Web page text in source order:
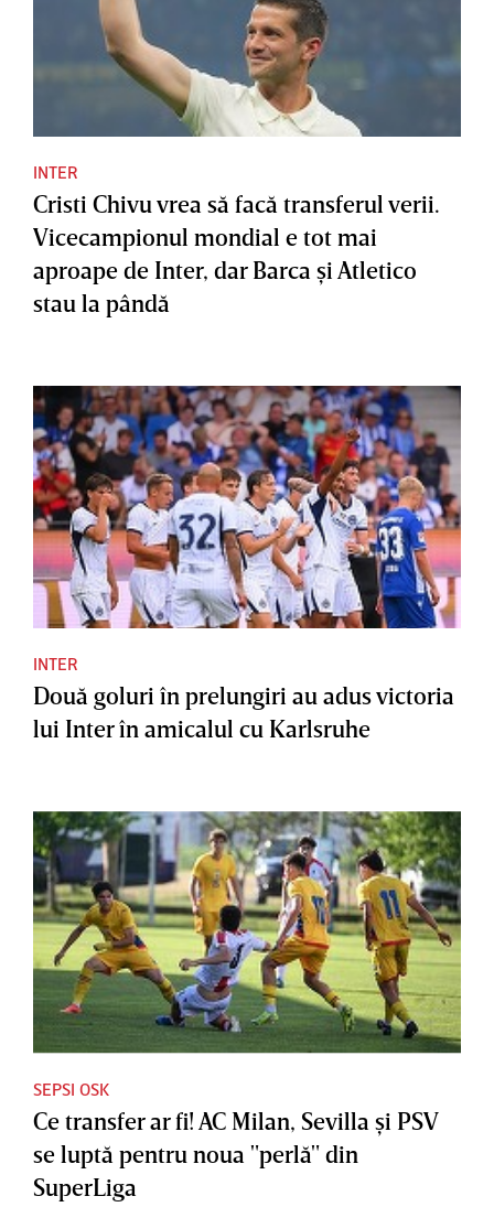
INTER
Cristi Chivu vrea să facă transferul verii.
Vicecampionul mondial e tot mai
aproape de Inter, dar Barca şi Atletico
stau la pândă
INTER
Două goluri în prelungiri au adus victoria
lui Inter în amicalul cu Karlsruhe
SEPSI OSK
Ce transfer ar fi! AC Milan, Sevilla şi PSV
se luptă pentru noua "perlă" din
SuperLiga